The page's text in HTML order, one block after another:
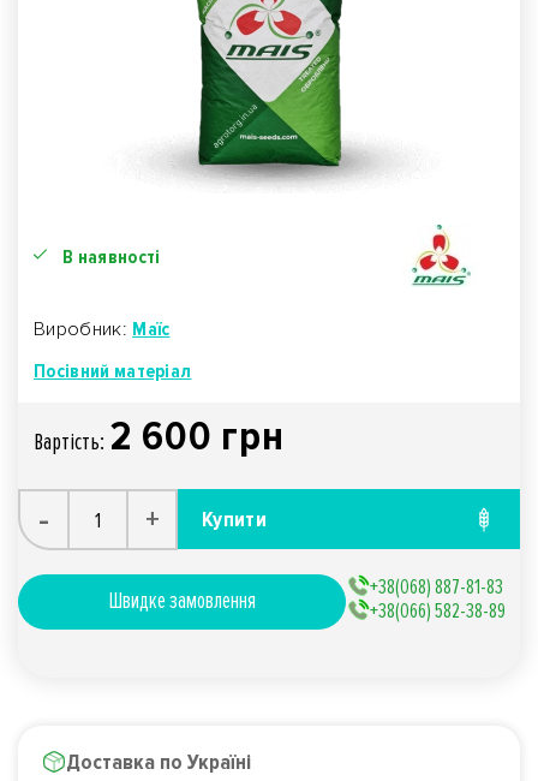
В наявності
Виробник: Маїс
Посівний матеріал
Вартiсть: 2 600 грн
- + Купити
Швидке замовлення
+38(068) 887-81-83
+38(066) 582-38-89
Доставка по Україні